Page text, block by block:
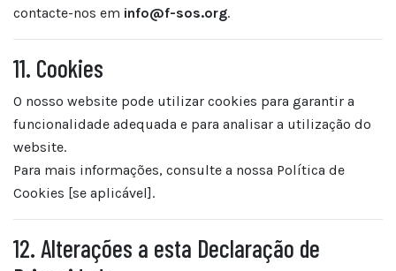
contacte-nos em info@f-sos.org.
11. Cookies
O nosso website pode utilizar cookies para garantir a
funcionalidade adequada e para analisar a utilização do
website.
Para mais informações, consulte a nossa Política de
Cookies [se aplicável].
12. Alterações a esta Declaração de